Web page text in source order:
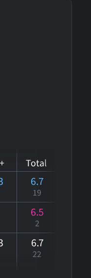
Total
6.7
19
6.5
2
6.7
22